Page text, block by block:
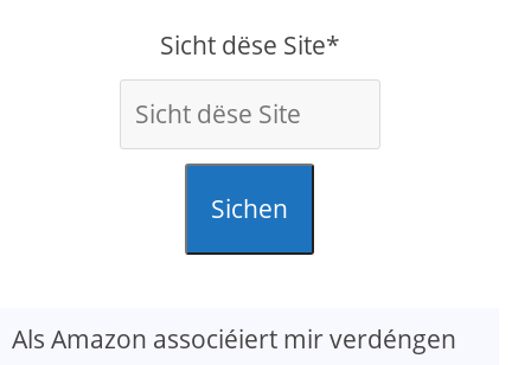
Sicht dëse Site*
Sichen
Als Amazon associéiert mir verdéngen